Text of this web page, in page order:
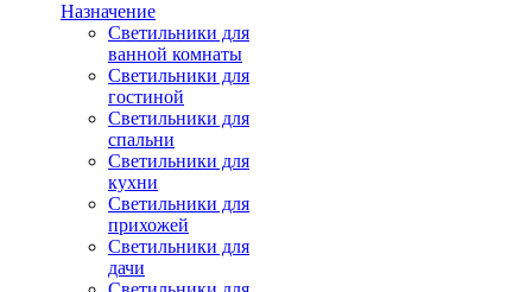
Назначение
Светильники для
ванной комнаты
Светильники для
гостиной
Светильники для
спальни
Светильники для
кухни
Светильники для
прихожей
Светильники для
дачи